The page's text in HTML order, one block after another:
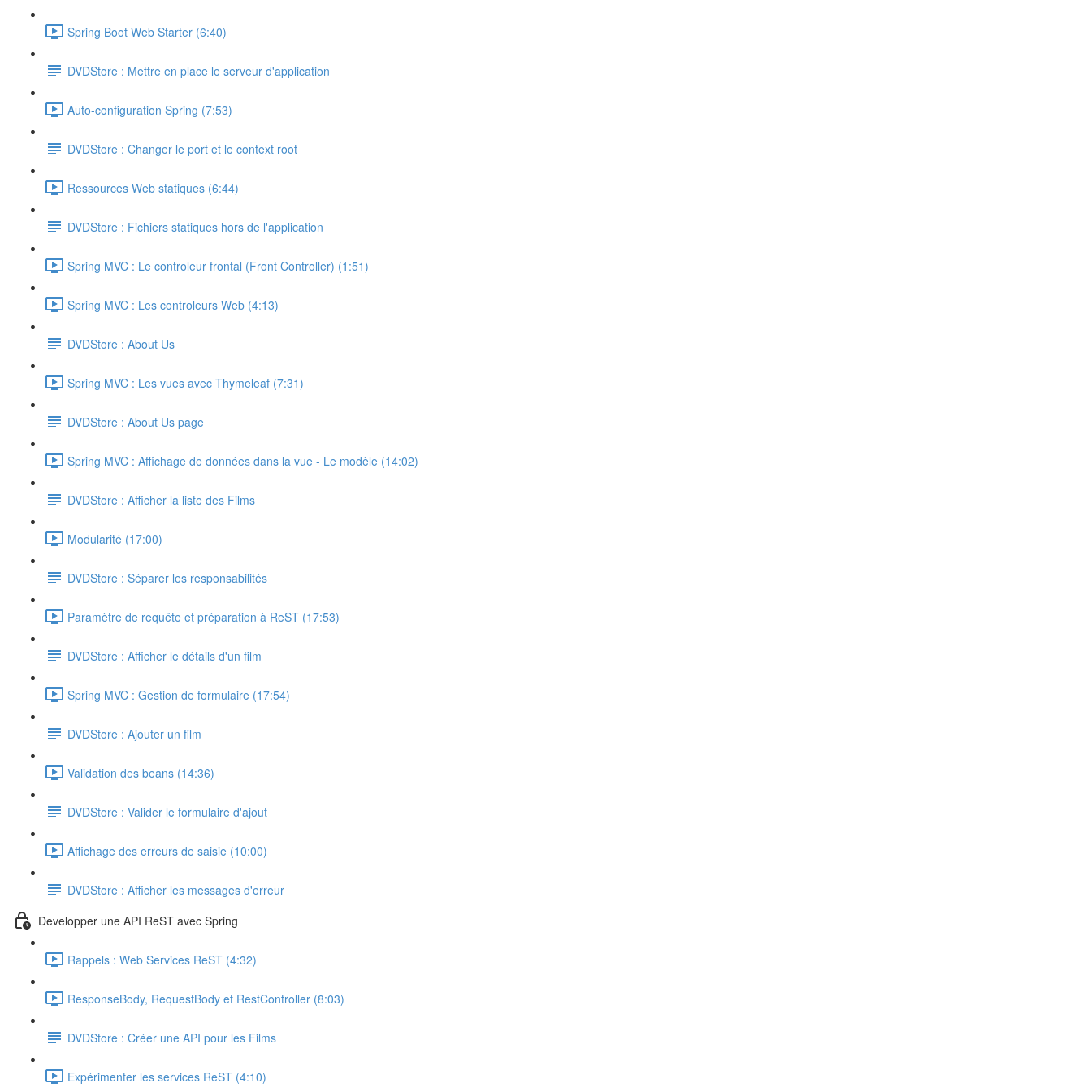
Spring Boot Web Starter (6:40)
DVDStore : Mettre en place le serveur d'application
Auto-configuration Spring (7:53)
DVDStore : Changer le port et le context root
Ressources Web statiques (6:44)
DVDStore : Fichiers statiques hors de l'application
Spring MVC : Le controleur frontal (Front Controller) (1:51)
Spring MVC : Les controleurs Web (4:13)
DVDStore : About Us
Spring MVC : Les vues avec Thymeleaf (7:31)
DVDStore : About Us page
Spring MVC : Affichage de données dans la vue - Le modèle (14:02)
DVDStore : Afficher la liste des Films
Modularité (17:00)
DVDStore : Séparer les responsabilités
Paramètre de requête et préparation à ReST (17:53)
DVDStore : Afficher le détails d'un film
Spring MVC : Gestion de formulaire (17:54)
DVDStore : Ajouter un film
Validation des beans (14:36)
DVDStore : Valider le formulaire d'ajout
Affichage des erreurs de saisie (10:00)
DVDStore : Afficher les messages d'erreur
Developper une API ReST avec Spring
Rappels : Web Services ReST (4:32)
ResponseBody, RequestBody et RestController (8:03)
DVDStore : Créer une API pour les Films
Expérimenter les services ReST (4:10)